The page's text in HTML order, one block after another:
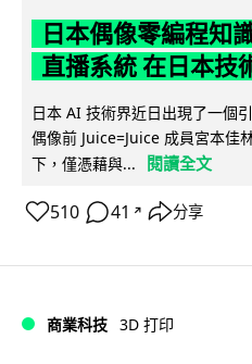
日本偶像零編程知
直播系統 在日本技
日本 AI 技術界近日出現了一個
偶像前 Juice=Juice 成員宮本佳
下，僅憑藉與...
閱讀全文
510 41 ↗ 分享
商業科技 3D 打印